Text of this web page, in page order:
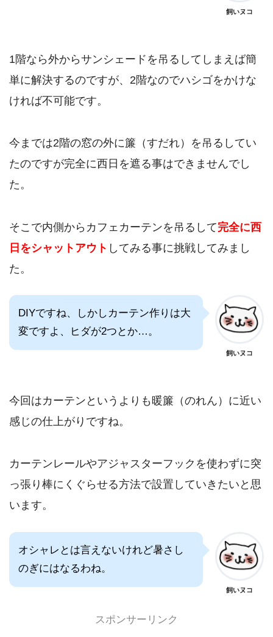
飼いヌコ
1階なら外からサンシェードを吊るしてしまえば簡
単に解決するのですが、2階なのでハシゴをかけな
ければ不可能です。
今までは2階の窓の外に簾（すだれ）を吊るしてい
たのですが完全に西日を遮る事はできませんでし
た。
そこで内側からカフェカーテンを吊るして完全に西
日をシャットアウト してみる事に挑戦してみまし
た。
DIYですね、しかしカーテン作りは大
変ですよ、ヒダが2つとか…。
飼いヌコ
今回はカーテンというよりも暖簾（のれん）に近い
感じの仕上がりですね。
カーテンレールやアジャスターフックを使わずに突
っ張り棒にくぐらせる方法で設置していきたいと思
います。
オシャレとは言えないけれど暑さし
のぎにはなるわね。
飼いヌコ
スポンサーリンク